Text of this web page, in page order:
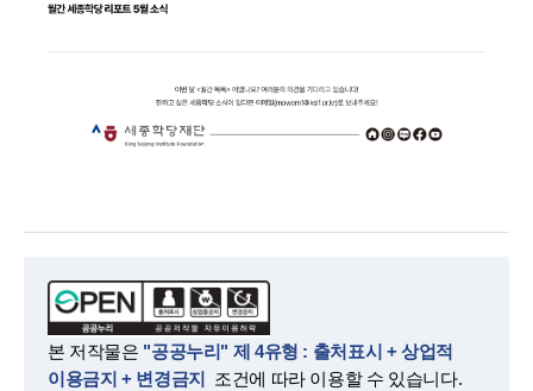
본 저작물은 "공공누리" 제 4유형 : 출처표시 + 상업적
이용금지 + 변경금지 조건에 따라 이용할 수 있습니다.